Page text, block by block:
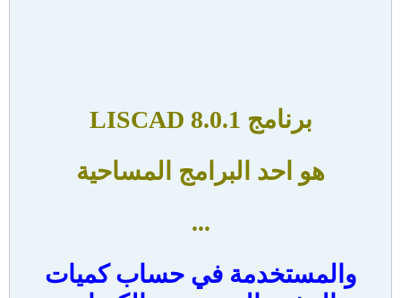
برنامج LISCAD 8.0.1
هو احد البرامج المساحية
...
والمستخدمة في حساب كميات